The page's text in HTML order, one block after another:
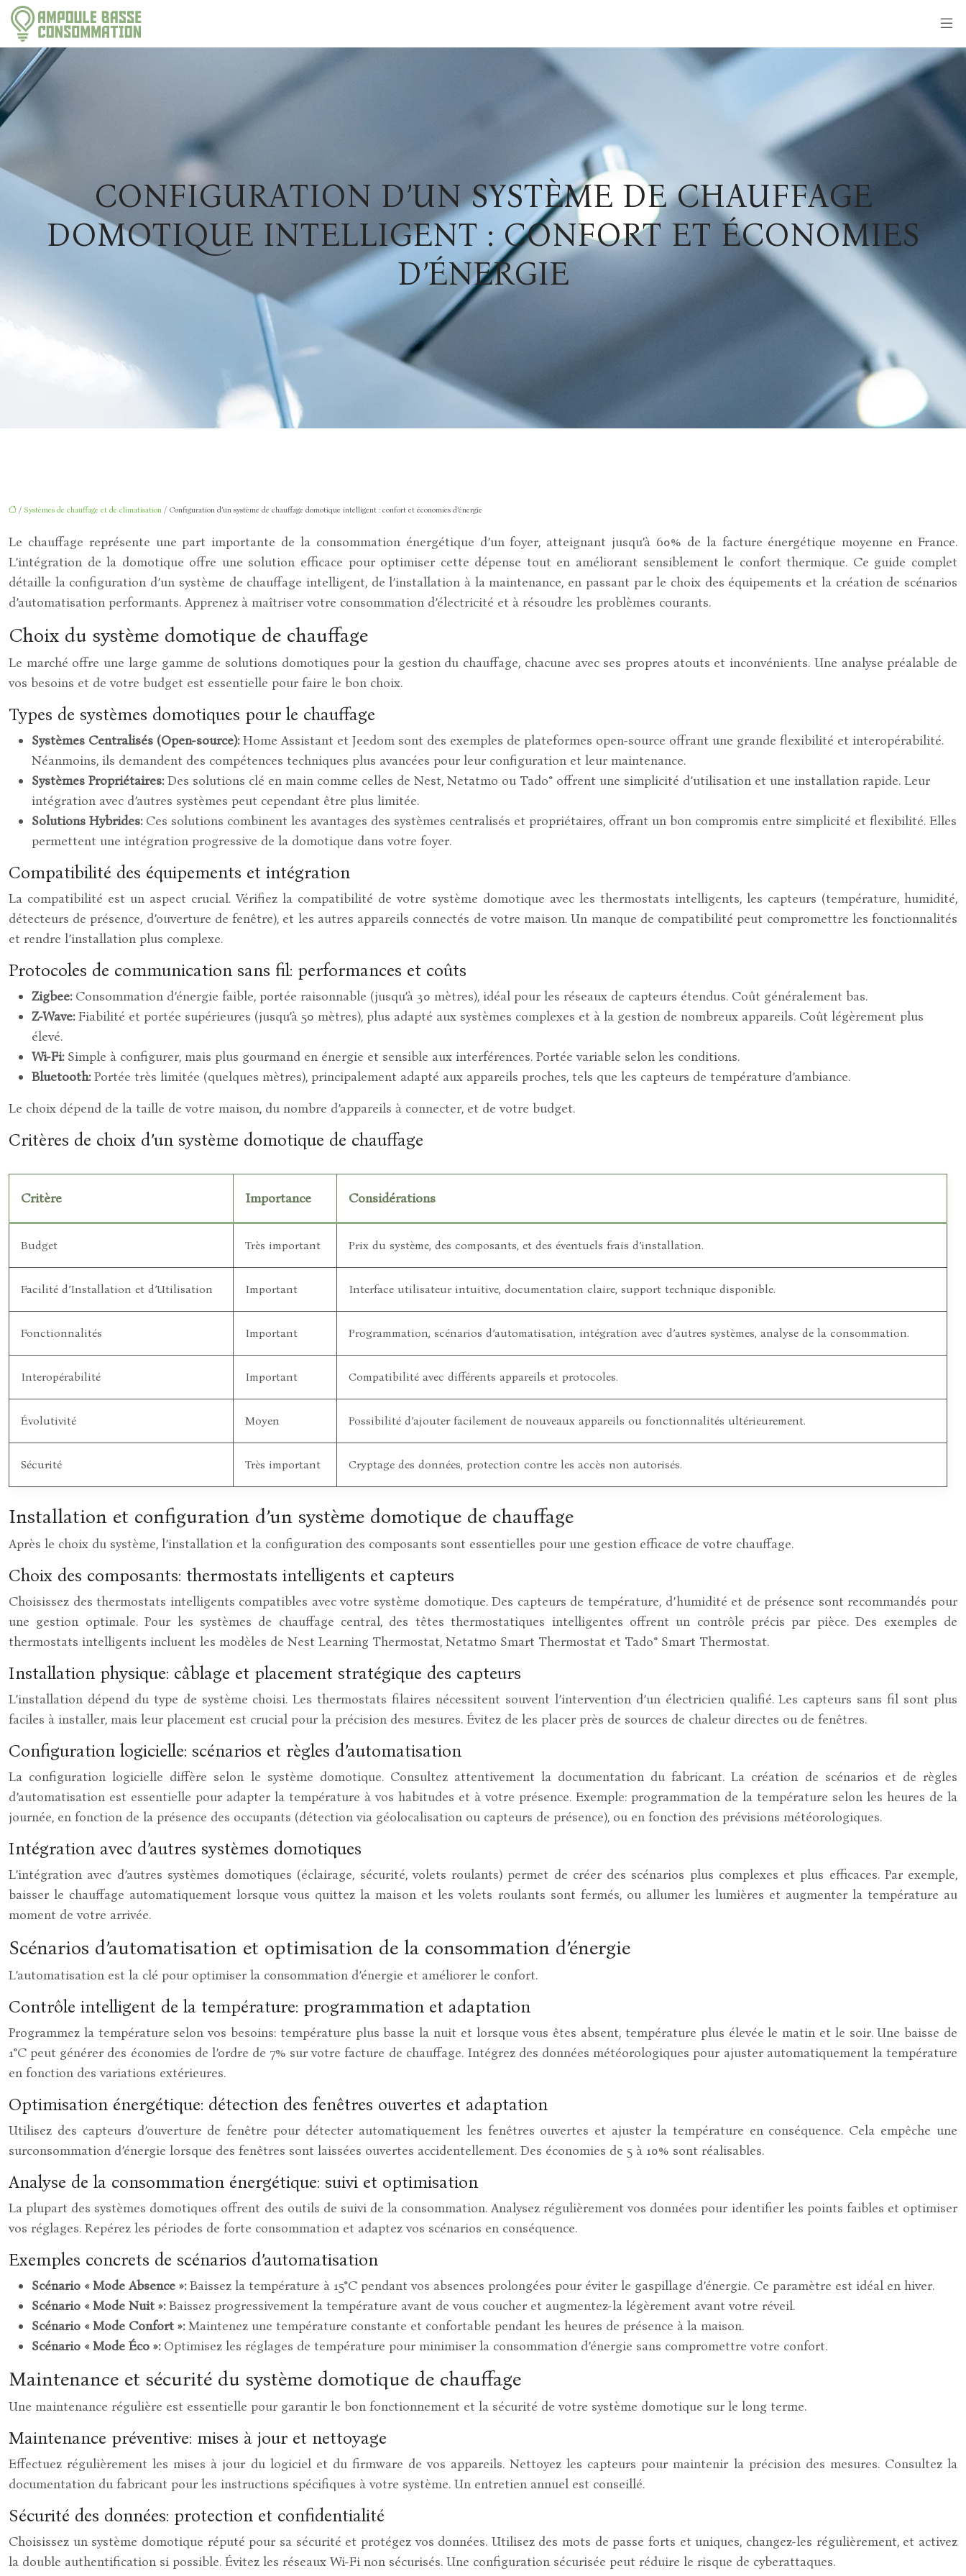
CONFIGURATION D’UN SYSTÈME DE CHAUFFAGE
DOMOTIQUE INTELLIGENT : CONFORT ET ÉCONOMIES
D’ÉNERGIE
/ Systèmes de chauffage et de climatisation / Configuration d’un système de chauffage domotique intelligent : confort et économies d’énergie
Le chauffage représente une part importante de la consommation énergétique d’un foyer, atteignant jusqu’à 60% de la facture énergétique moyenne en France.
L’intégration de la domotique offre une solution efficace pour optimiser cette dépense tout en améliorant sensiblement le confort thermique. Ce guide complet
détaille la configuration d’un système de chauffage intelligent, de l’installation à la maintenance, en passant par le choix des équipements et la création de scénarios
d’automatisation performants. Apprenez à maîtriser votre consommation d’électricité et à résoudre les problèmes courants.
Choix du système domotique de chauffage
Le marché offre une large gamme de solutions domotiques pour la gestion du chauffage, chacune avec ses propres atouts et inconvénients. Une analyse préalable de
vos besoins et de votre budget est essentielle pour faire le bon choix.
Types de systèmes domotiques pour le chauffage
Systèmes Centralisés (Open-source):Home Assistant et Jeedom sont des exemples de plateformes open-source offrant une grande flexibilité et interopérabilité.
Néanmoins, ils demandent des compétences techniques plus avancées pour leur configuration et leur maintenance.
Systèmes Propriétaires:Des solutions clé en main comme celles de Nest, Netatmo ou Tado° offrent une simplicité d’utilisation et une installation rapide. Leur
intégration avec d’autres systèmes peut cependant être plus limitée.
Solutions Hybrides: Ces solutions combinent les avantages des systèmes centralisés et propriétaires, offrant un bon compromis entre simplicité et flexibilité. Elles
permettent une intégration progressive de la domotique dans votre foyer.
Compatibilité des équipements et intégration
La compatibilité est un aspect crucial. Vérifiez la compatibilité de votre système domotique avec les thermostats intelligents, les capteurs (température, humidité,
détecteurs de présence, d’ouverture de fenêtre), et les autres appareils connectés de votre maison. Un manque de compatibilité peut compromettre les fonctionnalités
et rendre l’installation plus complexe.
Protocoles de communication sans fil: performances et coûts
Zigbee: Consommation d’énergie faible, portée raisonnable (jusqu’à 30 mètres), idéal pour les réseaux de capteurs étendus. Coût généralement bas.
Z-Wave:Fiabilité et portée supérieures (jusqu’à 50 mètres), plus adapté aux systèmes complexes et à la gestion de nombreux appareils. Coût légèrement plus
élevé.
Wi-Fi: Simple à configurer, mais plus gourmand en énergie et sensible aux interférences. Portée variable selon les conditions.
Bluetooth:Portée très limitée (quelques mètres), principalement adapté aux appareils proches, tels que les capteurs de température d’ambiance.
Le choix dépend de la taille de votre maison, du nombre d’appareils à connecter, et de votre budget.
Critères de choix d’un système domotique de chauffage
Critère Importance Considérations
Budget Très important Prix du système, des composants, et des éventuels frais d’installation.
Facilité d’Installation et d’Utilisation Important Interface utilisateur intuitive, documentation claire, support technique disponible.
Fonctionnalités Important Programmation, scénarios d’automatisation, intégration avec d’autres systèmes, analyse de la consommation.
Interopérabilité Important Compatibilité avec différents appareils et protocoles.
Évolutivité Moyen Possibilité d’ajouter facilement de nouveaux appareils ou fonctionnalités ultérieurement.
Sécurité Très important Cryptage des données, protection contre les accès non autorisés.
Installation et configuration d’un système domotique de chauffage
Après le choix du système, l’installation et la configuration des composants sont essentielles pour une gestion efficace de votre chauffage.
Choix des composants: thermostats intelligents et capteurs
Choisissez des thermostats intelligents compatibles avec votre système domotique. Des capteurs de température, d’humidité et de présence sont recommandés pour
une gestion optimale. Pour les systèmes de chauffage central, des têtes thermostatiques intelligentes offrent un contrôle précis par pièce. Des exemples de
thermostats intelligents incluent les modèles de Nest Learning Thermostat, Netatmo Smart Thermostat et Tado° Smart Thermostat.
Installation physique: câblage et placement stratégique des capteurs
L’installation dépend du type de système choisi. Les thermostats filaires nécessitent souvent l’intervention d’un électricien qualifié. Les capteurs sans fil sont plus
faciles à installer, mais leur placement est crucial pour la précision des mesures. Évitez de les placer près de sources de chaleur directes ou de fenêtres.
Configuration logicielle: scénarios et règles d’automatisation
La configuration logicielle diffère selon le système domotique. Consultez attentivement la documentation du fabricant. La création de scénarios et de règles
d’automatisation est essentielle pour adapter la température à vos habitudes et à votre présence. Exemple: programmation de la température selon les heures de la
journée, en fonction de la présence des occupants (détection via géolocalisation ou capteurs de présence), ou en fonction des prévisions météorologiques.
Intégration avec d’autres systèmes domotiques
L’intégration avec d’autres systèmes domotiques (éclairage, sécurité, volets roulants) permet de créer des scénarios plus complexes et plus efficaces. Par exemple,
baisser le chauffage automatiquement lorsque vous quittez la maison et les volets roulants sont fermés, ou allumer les lumières et augmenter la température au
moment de votre arrivée.
Scénarios d’automatisation et optimisation de la consommation d’énergie
L’automatisation est la clé pour optimiser la consommation d’énergie et améliorer le confort.
Contrôle intelligent de la température: programmation et adaptation
Programmez la température selon vos besoins: température plus basse la nuit et lorsque vous êtes absent, température plus élevée le matin et le soir. Une baisse de
1°C peut générer des économies de l’ordre de 7% sur votre facture de chauffage. Intégrez des données météorologiques pour ajuster automatiquement la température
en fonction des variations extérieures.
Optimisation énergétique: détection des fenêtres ouvertes et adaptation
Utilisez des capteurs d’ouverture de fenêtre pour détecter automatiquement les fenêtres ouvertes et ajuster la température en conséquence. Cela empêche une
surconsommation d’énergie lorsque des fenêtres sont laissées ouvertes accidentellement. Des économies de 5 à 10% sont réalisables.
Analyse de la consommation énergétique: suivi et optimisation
La plupart des systèmes domotiques offrent des outils de suivi de la consommation. Analysez régulièrement vos données pour identifier les points faibles et optimiser
vos réglages. Repérez les périodes de forte consommation et adaptez vos scénarios en conséquence.
Exemples concrets de scénarios d’automatisation
Scénario « Mode Absence »:Baissez la température à 15°C pendant vos absences prolongées pour éviter le gaspillage d’énergie. Ce paramètre est idéal en hiver.
Scénario « Mode Nuit »:Baissez progressivement la température avant de vous coucher et augmentez-la légèrement avant votre réveil.
Scénario « Mode Confort »:Maintenez une température constante et confortable pendant les heures de présence à la maison.
Scénario « Mode Éco »: Optimisez les réglages de température pour minimiser la consommation d’énergie sans compromettre votre confort.
Maintenance et sécurité du système domotique de chauffage
Une maintenance régulière est essentielle pour garantir le bon fonctionnement et la sécurité de votre système domotique sur le long terme.
Maintenance préventive: mises à jour et nettoyage
Effectuez régulièrement les mises à jour du logiciel et du firmware de vos appareils. Nettoyez les capteurs pour maintenir la précision des mesures. Consultez la
documentation du fabricant pour les instructions spécifiques à votre système. Un entretien annuel est conseillé.
Sécurité des données: protection et confidentialité
Choisissez un système domotique réputé pour sa sécurité et protégez vos données. Utilisez des mots de passe forts et uniques, changez-les régulièrement, et activez
la double authentification si possible. Évitez les réseaux Wi-Fi non sécurisés. Une configuration sécurisée peut réduire le risque de cyberattaques.